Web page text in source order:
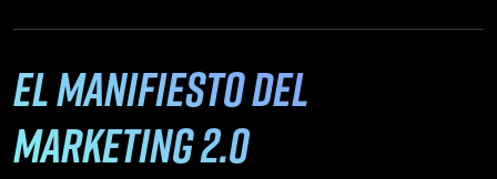
El manifiesto del
Marketing 2.0